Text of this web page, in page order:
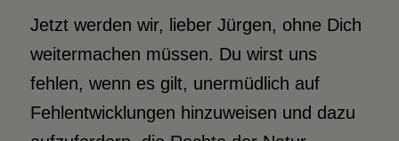
Jetzt werden wir, lieber Jürgen, ohne Dich
weitermachen müssen. Du wirst uns
fehlen, wenn es gilt, unermüdlich auf
Fehlentwicklungen hinzuweisen und dazu